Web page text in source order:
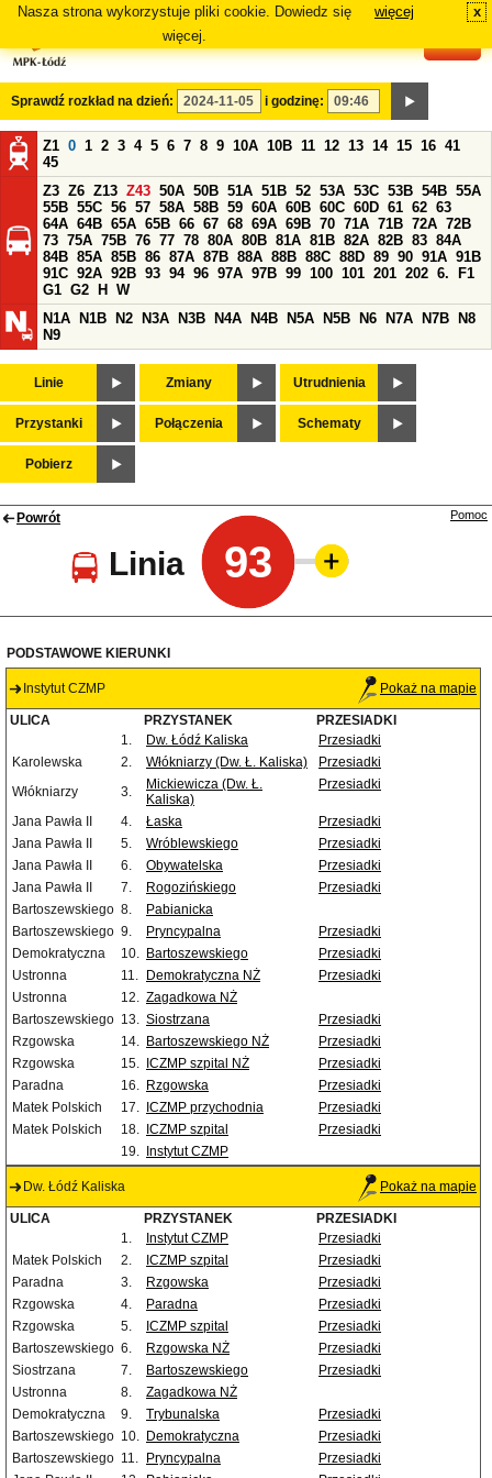
Nasza strona wykorzystuje pliki cookie. Dowiedz się
więcej.
więcej x
Sprawdź rozkład na dzień: i godzinę:
Z1 0 1 2 3 4 5 6 7 8 9 10A 10B 11 12 13 14 15 16 41
45
Z3 Z6 Z13 Z43 50A 50B 51A 51B 52 53A 53C 53B 54B 55A
55B 55C 56 57 58A 58B 59 60A 60B 60C 60D 61 62 63
64A 64B 65A 65B 66 67 68 69A 69B 70 71A 71B 72A 72B
73 75A 75B 76 77 78 80A 80B 81A 81B 82A 82B 83 84A
84B 85A 85B 86 87A 87B 88A 88B 88C 88D 89 90 91A 91B
91C 92A 92B 93 94 96 97A 97B 99 100 101 201 202 6.
F1
G1 G2 H
W
N1A
N1B N2 N3A N3B N4A N4B N5A N5B N6 N7A N7B
N8
N9
Linie Zmiany Utrudnienia
Przystanki Połączenia Schematy
Pobierz
Powrót
Linia 93
Pomoc
PODSTAWOWE KIERUNKI
Instytut CZMP Pokaż na mapie
ULICA PRZYSTANEK
PRZESIADKI
1.
Dw. Łódź Kaliska
Przesiadki
Karolewska
2. Włókniarzy (Dw. Ł. Kaliska)
Przesiadki
Włókniarzy
3.
Mickiewicza (Dw. Ł.
Kaliska)
Przesiadki
Jana Pawła II 4. Łaska
Przesiadki
Jana Pawła II
5. Wróblewskiego
Przesiadki
Jana Pawła II
6. Obywatelska
Przesiadki
Jana Pawła II
7. Rogozińskiego
Przesiadki
Bartoszewskiego 8.
Pabianicka
Bartoszewskiego 9. Pryncypalna
Przesiadki
Demokratyczna
10. Bartoszewskiego
Przesiadki
Ustronna
11. Demokratyczna NŻ
Przesiadki
Ustronna
12. Zagadkowa NŻ
Bartoszewskiego 13. Siostrzana
Przesiadki
Rzgowska
14. Bartoszewskiego NŻ
Przesiadki
Rzgowska
15. ICZMP szpital NŻ
Przesiadki
Paradna
16. Rzgowska
Przesiadki
Matek Polskich
17. ICZMP przychodnia
Przesiadki
Matek Polskich
18. ICZMP szpital
Przesiadki
19.
Instytut CZMP
Dw. Łódź Kaliska Pokaż na mapie
ULICA PRZYSTANEK
PRZESIADKI
1.
Instytut CZMP
Przesiadki
Matek Polskich
2. ICZMP szpital
Przesiadki
Paradna
3. Rzgowska
Przesiadki
Rzgowska
4. Paradna
Przesiadki
Rzgowska
5. ICZMP szpital
Przesiadki
Bartoszewskiego 6. Rzgowska NŻ
Przesiadki
Siostrzana
7. Bartoszewskiego
Przesiadki
Ustronna
8.
Zagadkowa NŻ
Demokratyczna
9. Trybunalska
Przesiadki
Bartoszewskiego 10. Demokratyczna
Przesiadki
Bartoszewskiego 11. Pryncypalna
Przesiadki